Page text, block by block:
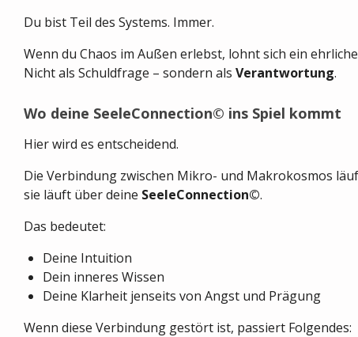
Du bist Teil des Systems. Immer.
Wenn du Chaos im Außen erlebst, lohnt sich ein
Nicht als Schuldfrage – sondern als Verantwortung.
Wo deine SeeleConnection© ins Spiel kommt
Hier wird es entscheidend.
Die Verbindung zwischen Mikro- und Makrokosmos
sie läuft über deine SeeleConnection©.
Das bedeutet:
Deine Intuition
Dein inneres Wissen
Deine Klarheit jenseits von Angst und Prägung
Wenn diese Verbindung gestört ist, passiert Folgendes: